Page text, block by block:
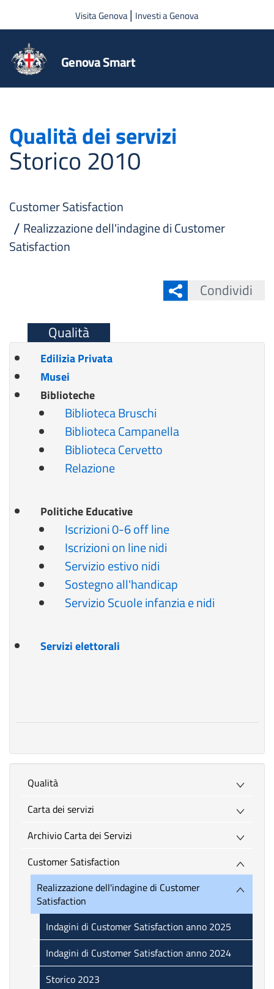
Salta al contenuto principale
Visita Genova| Investi a Genova
Genova Smart
Qualità dei servizi
Storico 2010
Customer Satisfaction
Realizzazione dell'indagine di Customer
Satisfaction
Condividi
Qualità
Edilizia Privata
Musei
Biblioteche
Biblioteca Bruschi
Biblioteca Campanella
Biblioteca Cervetto
Relazione
Politiche Educative
Iscrizioni 0-6 off line
Iscrizioni on line nidi
Servizio estivo nidi
Sostegno all'handicap
Servizio Scuole infanzia e nidi
Servizi elettorali
Qualità
Carta dei servizi
Archivio Carta dei Servizi
Customer Satisfaction
Realizzazione dell'indagine di Customer
Satisfaction
Indagini di Customer Satisfaction anno 2025
Indagini di Customer Satisfaction anno 2024
Storico 2023